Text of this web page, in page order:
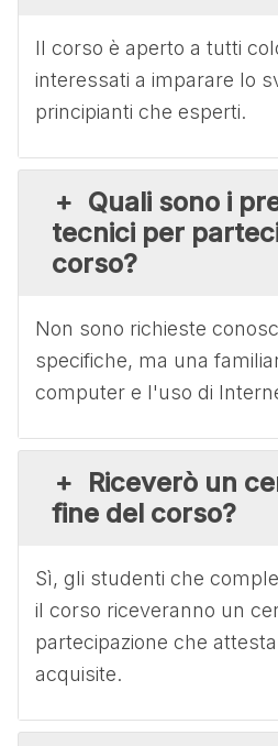
Il corso è aperto a tutti
interessati a imparare lo
principianti che esperti.
Quali sono i
tecnici per
corso?
Non sono richieste
specifiche, ma una
computer e l'uso di
Riceverò un
fine del corso?
Sì, gli studenti che
il corso riceveranno un
partecipazione che
acquisite.